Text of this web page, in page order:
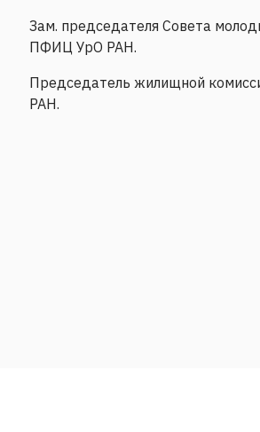
Зам. председателя Совета
ПФИЦ УрО РАН.
Председатель жилищной
РАН.